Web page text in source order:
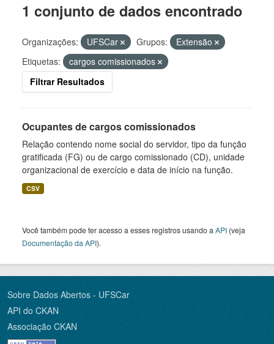
1 conjunto de dados encontrado
Organizações: UFSCar Grupos:
Extensão
Etiquetas:
cargos comissionados
Filtrar Resultados
Ocupantes de cargos comissionados
Relação contendo nome social do servidor, tipo da função
gratificada (FG) ou de cargo comissionado (CD), unidade
organizacional de exercício e data de início na função.
CSV
Você também pode ter acesso a esses registros usando a API (veja
Documentação da API).
Sobre Dados Abertos - UFSCar
API do CKAN
Associação CKAN